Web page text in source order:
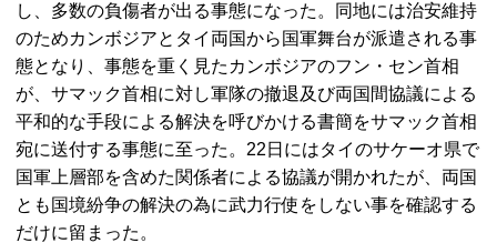
し、多数の負傷者が出る事態になった。同地には治安維持
のためカンボジアとタイ両国から国軍舞台が派遣される事
態となり、事態を重く見たカンボジアのフン・セン首相
が、サマック首相に対し軍隊の撤退及び両国間協議による
平和的な手段による解決を呼びかける書簡をサマック首相
宛に送付する事態に至った。22日にはタイのサケーオ県で
国軍上層部を含めた関係者による協議が開かれたが、両国
とも国境紛争の解決の為に武力行使をしない事を確認する
だけに留まった。